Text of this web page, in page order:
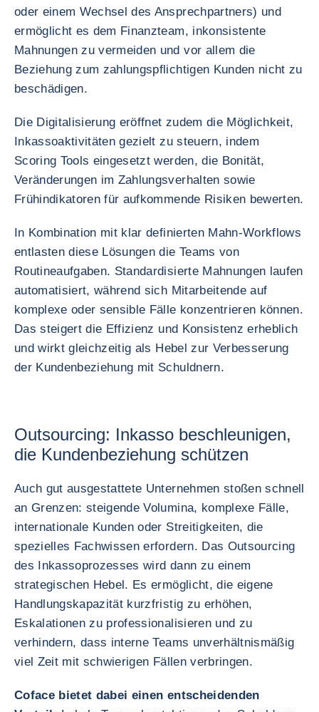
oder einem Wechsel des Ansprechpartners) und
ermöglicht es dem Finanzteam, inkonsistente
Mahnungen zu vermeiden und vor allem die
Beziehung zum zahlungspflichtigen Kunden nicht zu
beschädigen.
Die Digitalisierung eröffnet zudem die Möglichkeit,
Inkassoaktivitäten gezielt zu steuern, indem
Scoring Tools eingesetzt werden, die Bonität,
Veränderungen im Zahlungsverhalten sowie
Frühindikatoren für aufkommende Risiken bewerten.
In Kombination mit klar definierten Mahn-Workflows
entlasten diese Lösungen die Teams von
Routineaufgaben. Standardisierte Mahnungen laufen
automatisiert, während sich Mitarbeitende auf
komplexe oder sensible Fälle konzentrieren können.
Das steigert die Effizienz und Konsistenz erheblich
und wirkt gleichzeitig als Hebel zur Verbesserung
der Kundenbeziehung mit Schuldnern.
Outsourcing: Inkasso beschleunigen,
die Kundenbeziehung schützen
Auch gut ausgestattete Unternehmen stoßen schnell
an Grenzen: steigende Volumina, komplexe Fälle,
internationale Kunden oder Streitigkeiten, die
spezielles Fachwissen erfordern. Das Outsourcing
des Inkassoprozesses wird dann zu einem
strategischen Hebel. Es ermöglicht, die eigene
Handlungskapazität kurzfristig zu erhöhen,
Eskalationen zu professionalisieren und zu
verhindern, dass interne Teams unverhältnismäßig
viel Zeit mit schwierigen Fällen verbringen.
Coface bietet dabei einen entscheidenden